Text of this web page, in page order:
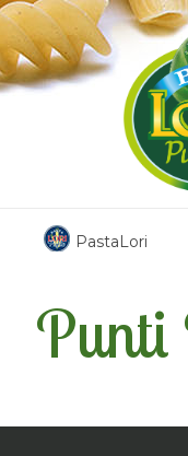
PastaLori
Punti